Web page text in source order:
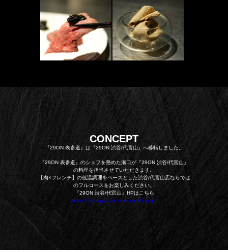
CONCEPT
『29ON 表参道』は『29ON 渋谷/代官山』へ移転しました。
『29ON 表参道』のシェフを務めた溝口が『29ON 渋谷/代官山』
の料理を担当させていただきます。
【肉×フレンチ】の低温調理をベースとした渋谷/代官山店ならでは
のフルコースをお楽しみください。
『29ON 渋谷/代官山』HPはこちら
https://shibuyadaikanyama.29on.jp/